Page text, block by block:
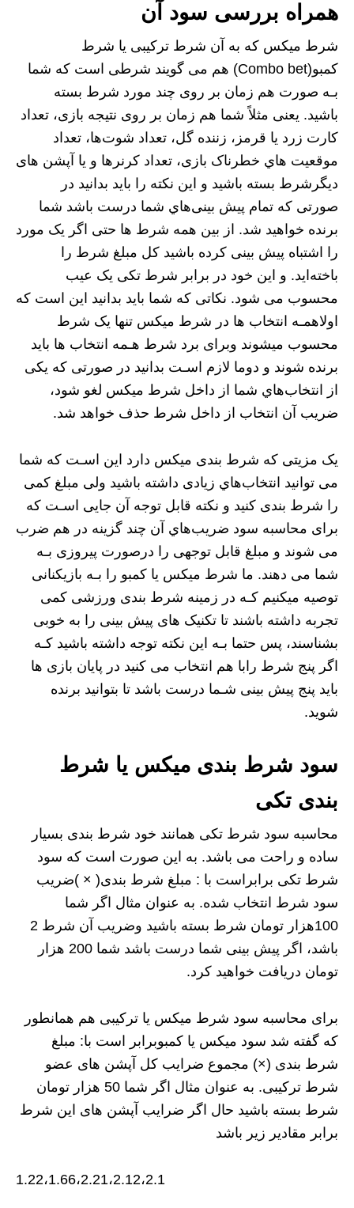
همراه بررسی سود آن
شرط میکس که به آن شرط ترکیبی یا شرط
کمبو(Combo bet) هم می گویند شرطی است که شما
بـه صورت هم زمان بر روی چند مورد شرط بسته
باشید. یعنی مثلاً شما هم زمان بر روی نتیجه بازی، تعداد
کارت زرد یا قرمز، زننده گل، تعداد شوت‌ها، تعداد
موقعیت هاي‌ خطرناک بازی، تعداد کرنرها و یا آپشن های
دیگرشرط بسته باشید و این نکته را باید بدانید در
صورتی که تمام پیش بینی‌هاي‌ شما درست باشد شما
برنده خواهید شد. از بین همه شرط ها حتی اگر یک مورد
را اشتباه پیش بینی کرده باشید کل مبلغ شرط را
باخته‌اید. و این خود در برابر شرط تکی یک عیب
محسوب می شود. نکاتی که شما باید بدانید این‌ است که
اولاهمـه انتخاب‌ ها در شرط میکس تنها یک شرط
محسوب میشوند وبرای برد شرط هـمه انتخاب‌ ها باید
برنده شوند و دوما لازم اسـت بدانید در صورتی‌ که یکی‌
از انتخاب‌‌هاي‌ شما از داخل شرط میکس لغو شود،
ضریب آن انتخاب از داخل شرط حذف خواهد شد.
یک مزیتی که شرط بندی میکس دارد این اسـت که شما
می توانید انتخاب‌هاي‌ زیادی داشته باشید ولی مبلغ کمی
را شرط بندی کنید و نکته قابل توجه آن جایی اسـت که
برای محاسبه سود ضریب‌هاي‌ آن چند گزینه در هم ضرب
می شوند و مبلغ قابل توجهی را درصورت پیروزی بـه
شما می دهند. ما شرط میکس یا کمبو را بـه بازیکنانی
توصیه میکنیم کـه در زمینه شرط بندی ورزشی کمی
تجربه داشته باشند تا تکنیک های پیش بینی را به خوبی
بشناسند، پس حتما بـه این نکته توجه داشته باشید کـه
اگر پنج شرط رابا هم انتخاب می کنید در پایان بازی ها
باید پنج پیش بینی شـما درست باشد تا بتوانید برنده
شوید.
سود شرط بندی میکس یا شرط
بندی تکی
محاسبه سود شرط تکی همانند خود شرط بندی بسیار
ساده و راحت می باشد. به این صورت است که سود
شرط تکی برابراست با : مبلغ شرط بندی( × )ضریب
سود شرط انتخاب شده. به عنوان مثال اگر شما
100هزار تومان شرط بسته باشید وضریب آن شرط 2
باشد، اگر پیش بینی شما درست باشد شما 200 هزار
تومان دریافت خواهید کرد.
برای محاسبه سود شرط میکس یا ترکیبی هم همانطور
که گفته شد سود میکس یا کمبوبرابر است با: مبلغ
شرط بندی (×) مجموع ضرایب کل آپشن های عضو
شرط ترکیبی. به عنوان مثال اگر شما 50 هزار تومان
شرط بسته باشید حال اگر ضرایب آپشن های این شرط
برابر مقادیر زیر باشد
1.22،1.66،2.21،2.12،2.1